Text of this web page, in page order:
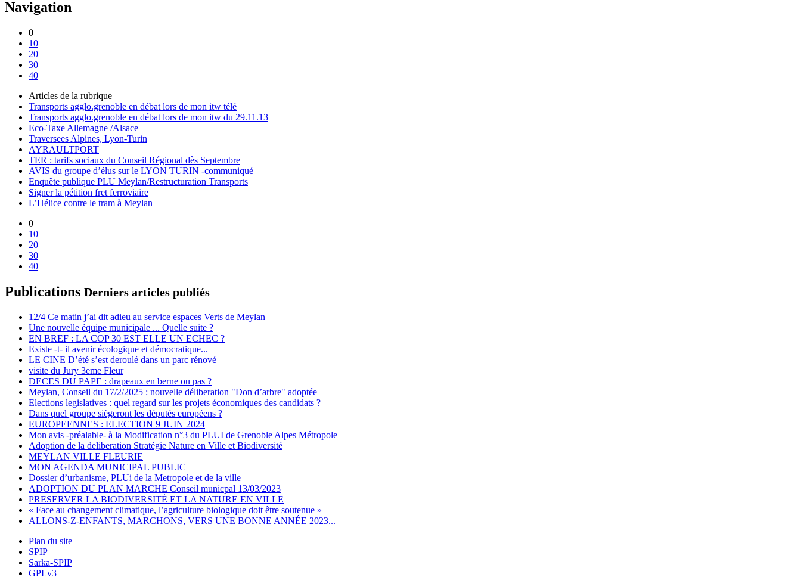
Navigation
0
10
20
30
40
Articles de la rubrique
Transports agglo.grenoble en débat lors de mon itw télé
Transports agglo.grenoble en débat lors de mon itw du 29.11.13
Eco-Taxe Allemagne /Alsace
Traversees Alpines, Lyon-Turin
AYRAULTPORT
TER : tarifs sociaux du Conseil Régional dès Septembre
AVIS du groupe d’élus sur le LYON TURIN -communiqué
Enquête publique PLU Meylan/Restructuration Transports
Signer la pétition fret ferroviaire
L’Hélice contre le tram à Meylan
0
10
20
30
40
Publications Derniers articles publiés
12/4 Ce matin j’ai dit adieu au service espaces Verts de Meylan
Une nouvelle équipe municipale ... Quelle suite ?
EN BREF : LA COP 30 EST ELLE UN ECHEC ?
Existe -t- il avenir écologique et démocratique...
LE CINE D’été s’est deroulé dans un parc rénové
visite du Jury 3eme Fleur
DECES DU PAPE : drapeaux en berne ou pas ?
Meylan, Conseil du 17/2/2025 : nouvelle déliberation "Don d’arbre" adoptée
Elections legislatives : quel regard sur les projets économiques des candidats ?
Dans quel groupe siègeront les députés européens ?
EUROPEENNES : ELECTION 9 JUIN 2024
Mon avis -préalable- à la Modification n°3 du PLUI de Grenoble Alpes Métropole
Adoption de la deliberation Stratégie Nature en Ville et Biodiversité
MEYLAN VILLE FLEURIE
MON AGENDA MUNICIPAL PUBLIC
Dossier d’urbanisme, PLUi de la Metropole et de la ville
ADOPTION DU PLAN MARCHE Conseil municpal 13/03/2023
PRESERVER LA BIODIVERSITÉ ET LA NATURE EN VILLE
« Face au changement climatique, l’agriculture biologique doit être soutenue »
ALLONS-Z-ENFANTS, MARCHONS, VERS UNE BONNE ANNÉE 2023...
Plan du site
SPIP
Sarka-SPIP
GPLv3